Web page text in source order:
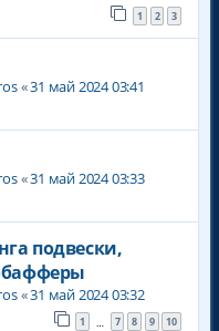
1 2 3
«31 май 2024 03:41
«31 май 2024 03:33
подвески,
«31 май 2024 03:32
1 … 7 8 9 10